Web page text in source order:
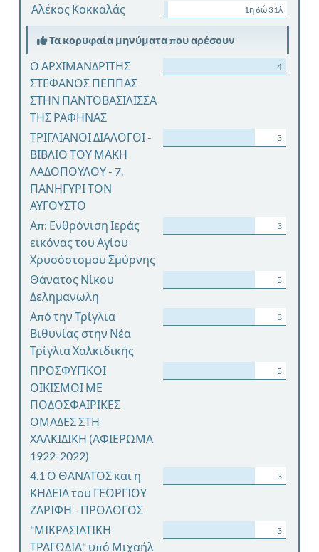
Αλέκος Κοκκαλάς 1η 6ώ 31λ
Τα κορυφαία μηνύματα που αρέσουν
Ο ΑΡΧΙΜΑΝΔΡΙΤΗΣ
ΣΤΕΦΑΝΟΣ ΠΕΠΠΑΣ
ΣΤΗΝ ΠΑΝΤΟΒΑΣΙΛΙΣΣΑ
ΤΗΣ ΡΑΦΗΝΑΣ
4
ΤΡΙΓΛΙΑΝΟΙ ΔΙΑΛΟΓΟΙ -
ΒΙΒΛΙΟ ΤΟΥ ΜΑΚΗ
ΛΑΔΟΠΟΥΛΟΥ - 7.
ΠΑΝΗΓΥΡΙ ΤΟΝ
ΑΥΓΟΥΣΤΟ
3
Απ: Ενθρόνιση Ιεράς
εικόνας του Αγίου
Χρυσόστομου Σμύρνης
3
Θάνατος Νίκου
Δελημανωλη
3
Από την Τρίγλια
Βιθυνίας στην Νέα
Τρίγλια Χαλκιδικής
3
ΠΡΟΣΦΥΓΙΚΟΙ
ΟΙΚΙΣΜΟΙ ΜΕ
ΠΟΔΟΣΦΑΙΡΙΚΕΣ
ΟΜΑΔΕΣ ΣΤΗ
ΧΑΛΚΙΔΙΚΗ (ΑΦΙΕΡΩΜΑ
1922-2022)
3
4.1 Ο ΘΑΝΑΤΟΣ και η
ΚΗΔΕΙΑ του ΓΕΩΡΓΙΟΥ
ΖΑΡΙΦΗ - ΠΡΟΛΟΓΟΣ
3
"ΜΙΚΡΑΣΙΑΤΙΚΗ
ΤΡΑΓΩΔΙΑ" υπό Μιχαήλ
3